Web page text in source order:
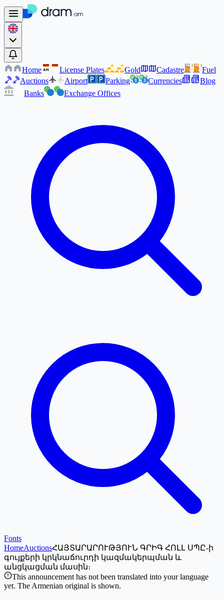
Home AM License Plates Gold Cadastre
Fuel
Auctions
Airport Parking Currencies
Blog
Banks
Exchange Offices
Fonts
HomeAuctionsՀԱՅՏԱՐԱՐՈՒԹՅՈՒՆ ԳՐԻԳ ՀՈԼԼ ՍՊԸ-ի
գույքերի կրկնաճուրդի կազմակերպման և
անցկացման մասին։
This announcement has not been translated into your language
yet. The Armenian original is shown.